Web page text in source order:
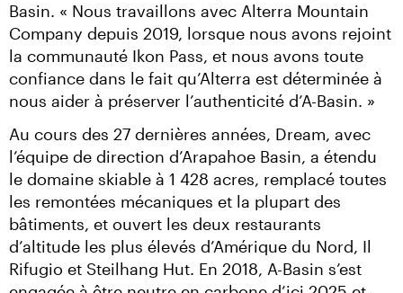
Basin. « Nous travaillons avec Alterra Mountain
Company depuis 2019, lorsque nous avons rejoint
la communauté Ikon Pass, et nous avons toute
confiance dans le fait qu’Alterra est déterminée à
nous aider à préserver l’authenticité d’A-Basin. »
Au cours des 27 dernières années, Dream, avec
l’équipe de direction d’Arapahoe Basin, a étendu
le domaine skiable à 1 428 acres, remplacé toutes
les remontées mécaniques et la plupart des
bâtiments, et ouvert les deux restaurants
d’altitude les plus élevés d’Amérique du Nord, Il
Rifugio et Steilhang Hut. En 2018, A-Basin s’est